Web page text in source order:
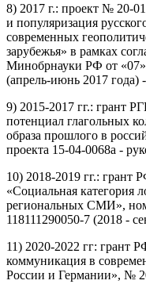
8) 2017 г.: проект № 20-
и популяризация
современных
зарубежья» в рамках
Минобрнауки РФ от «07
(апрель-июнь 2017 года)
9) 2015-2017 гг.: грант
потенциал глагольных
образа прошлого в
проекта 15-04-0068а -
10) 2018-2019 гг.:
«Социальная категория
региональных СМИ»,
118111290050-7 (2018 -
11) 2020-2022 гг: грант
коммуникация в
России и Германии», №